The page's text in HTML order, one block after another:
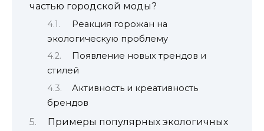
частью городской моды?
Реакция горожан на
экологическую проблему
Появление новых трендов и
стилей
Активность и креативность
брендов
Примеры популярных экологичных